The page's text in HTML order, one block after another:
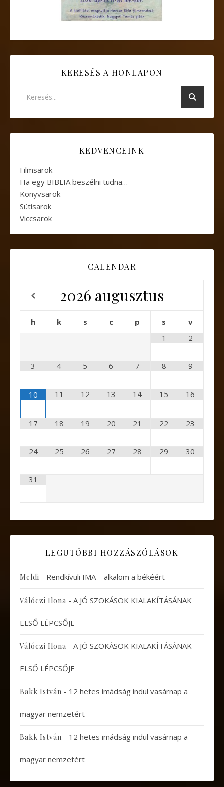
KERESÉS A HONLAPON
KEDVENCEINK
Filmsarok
Ha egy BIBLIA beszélni tudna…
Könyvsarok
Sütisarok
Viccsarok
CALENDAR
2026 augusztus
h k s c p s
v
1
2
3 4 5 6 7 8 9
10 11 12 13 14 15 16
17 18 19 20 21 22 23
24 25 26 27 28 29 30
31
LEGUTÓBBI HOZZÁSZÓLÁSOK
Meldi - Rendkívüli IMA – alkalom a békéért
Válóczi Ilona - A JÓ SZOKÁSOK KIALAKÍTÁSÁNAK
ELSŐ LÉPCSŐJE
Válóczi Ilona - A JÓ SZOKÁSOK KIALAKÍTÁSÁNAK
ELSŐ LÉPCSŐJE
Bakk István - 12 hetes imádság indul vasárnap a
magyar nemzetért
Bakk István - 12 hetes imádság indul vasárnap a
magyar nemzetért